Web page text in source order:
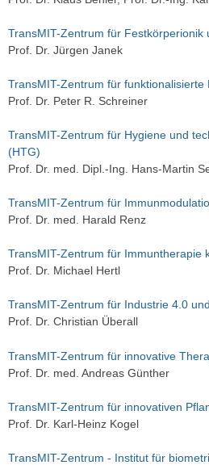
TransMIT-Zentrum für Festkörperionik
Prof. Dr. Jürgen Janek
TransMIT-Zentrum für funktionalisierte
Prof. Dr. Peter R. Schreiner
TransMIT-Zentrum für Hygiene und
(HTG)
Prof. Dr. med. Dipl.-Ing. Hans-Martin
TransMIT-Zentrum für
Prof. Dr. med. Harald Renz
TransMIT-Zentrum für Immuntherapie
Prof. Dr. Michael Hertl
TransMIT-Zentrum für Industrie 4.0
Prof. Dr. Christian Überall
TransMIT-Zentrum für innovative
Prof. Dr. med. Andreas Günther
TransMIT-Zentrum für innovativen
Prof. Dr. Karl-Heinz Kogel
TransMIT-Zentrum - Institut für